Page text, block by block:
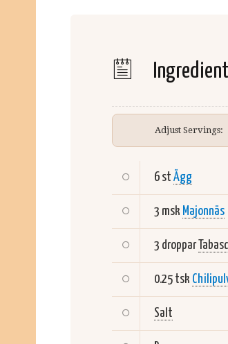
Adjust Servings:
6 st Ägg
3 msk Majonnäs
3 droppar
0.25 tsk
Salt